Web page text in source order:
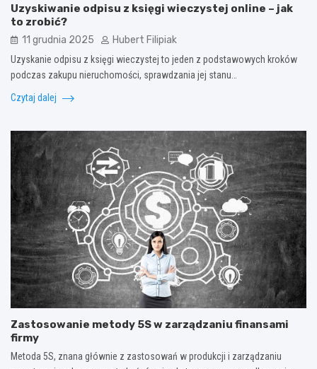
Uzyskiwanie odpisu z księgi wieczystej online – jak
to zrobić?
11 grudnia 2025 Hubert Filipiak
Uzyskanie odpisu z księgi wieczystej to jeden z podstawowych kroków
podczas zakupu nieruchomości, sprawdzania jej stanu…
Czytaj dalej
Zastosowanie metody 5S w zarządzaniu finansami
firmy
Metoda 5S, znana głównie z zastosowań w produkcji i zarządzaniu